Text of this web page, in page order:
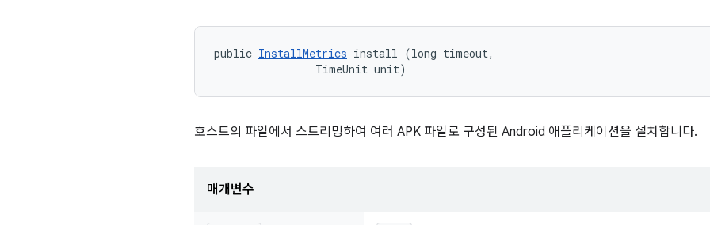
public InstallMetrics install (long timeout,
                TimeUnit unit)
호스트의 파일에서 스트리밍하여 여러 APK 파일로 구성된 Android 애플리케이션을 설치합니다.
매개변수